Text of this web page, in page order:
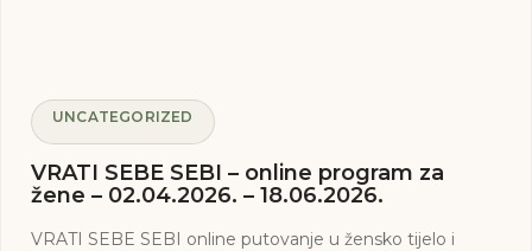
UNCATEGORIZED
VRATI SEBE SEBI – online program za
žene – 02.04.2026. – 18.06.2026.
VRATI SEBE SEBI online putovanje u žensko tijelo i